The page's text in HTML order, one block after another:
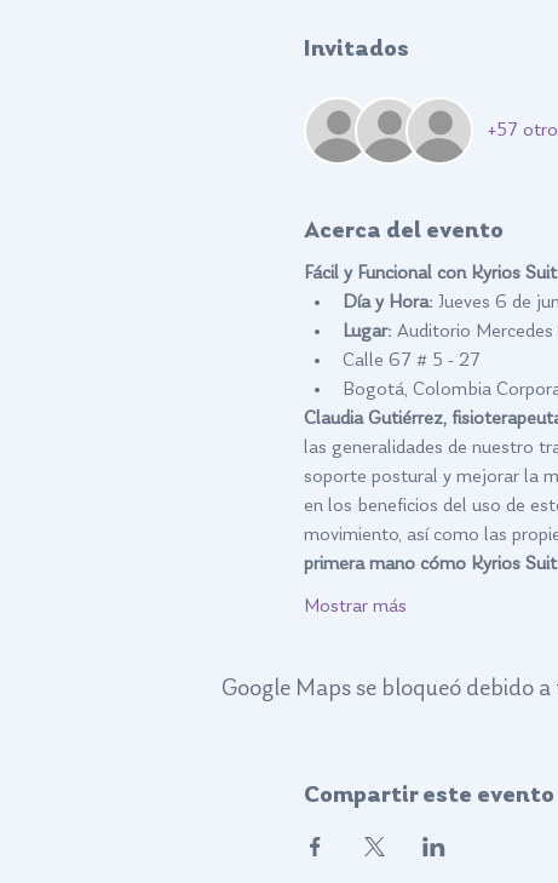
Invitados
+57
Acerca del evento
Fácil y Funcional con Kyrios Suit
Día y Hora: Jueves 6 de
Lugar: Auditorio Mercedes
Calle 67 # 5 - 27
Bogotá, Colombia
Claudia Gutiérrez,
las generalidades de nuestro
soporte postural y mejorar la
en los beneficios del uso de
movimiento, así como las
primera mano cómo Kyrios
Mostrar más
Google Maps se bloqueó debido
Compartir este evento